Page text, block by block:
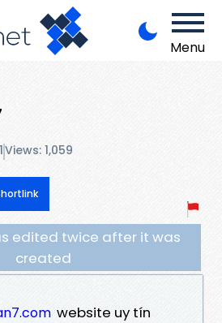
Menu
Views: 1,059
edited twice after it was
created
website uy tín